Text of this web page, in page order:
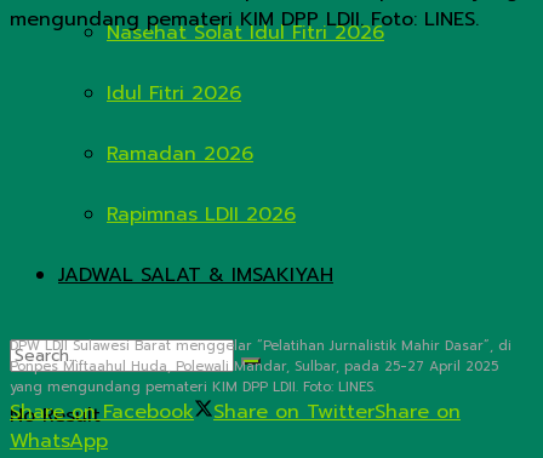
Nasehat Solat Idul Fitri 2026
Idul Fitri 2026
Ramadan 2026
Rapimnas LDII 2026
JADWAL SALAT & IMSAKIYAH
No Result
DPW LDII Sulawesi Barat menggelar “Pelatihan Jurnalistik Mahir Dasar”, di
Ponpes Miftaahul Huda, Polewali Mandar, Sulbar, pada 25-27 April 2025
yang mengundang pemateri KIM DPP LDII. Foto: LINES.
Share on Facebook Share on TwitterShare on
WhatsApp